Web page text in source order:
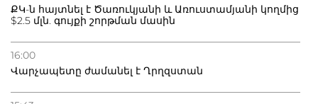
ՔԿ-ն հայտնել է Ծառուկյանի և Առուստամյանի կողմից
$2.5 մլն. գույքի շորթման մասին
16:00
Վարչապետը ժամանել է Ղրղզստան